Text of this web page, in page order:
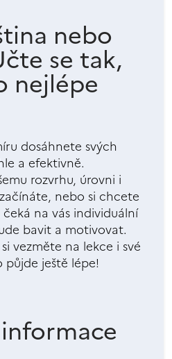
nebo
se tak,
nejlépe
dosáhnete svých
a efektivně.
rozvrhu, úrovni i
nebo si chcete
na vás individuální
bavit a motivovat.
vezměte na lekce i své
půjde ještě lépe!